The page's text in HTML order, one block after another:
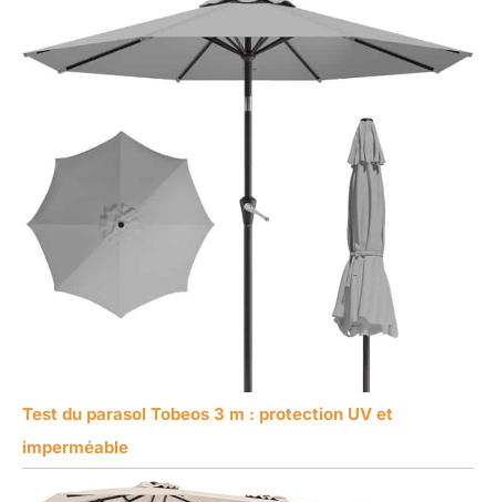
Test du parasol Tobeos 3 m : protection UV et
imperméable